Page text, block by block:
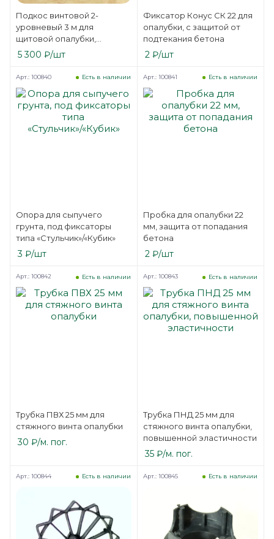
Подкос винтовой 2-
уровневый 3 м для
щитовой опалубки,
регулируемая длина от 2
до 3 метров
5 300 ₽/шт
Фиксатор Конус СК 22 для
опалубки, с защитой от
подтекания бетона
2 ₽/шт
Опора для сыпучего
грунта, под фиксаторы
типа «Стульчик»/«Кубик»
Есть в наличии
Арт.: 100840
3 ₽/шт
Пробка для опалубки 22
мм, защита от попадания
бетона
Есть в наличии
Арт.: 100841
2₽/шт
Трубка ПВХ 25 мм для
стяжного винта опалубки
Есть в наличии
Арт.: 100842
30 ₽/м. пог.
Трубка ПНД 25 мм для
стяжного винта опалубки,
повышенной эластичности
Есть в наличии
Арт.: 100843
35₽/м. пог.
Есть в наличии
Арт.: 100844 Есть в наличии
Арт.: 100845